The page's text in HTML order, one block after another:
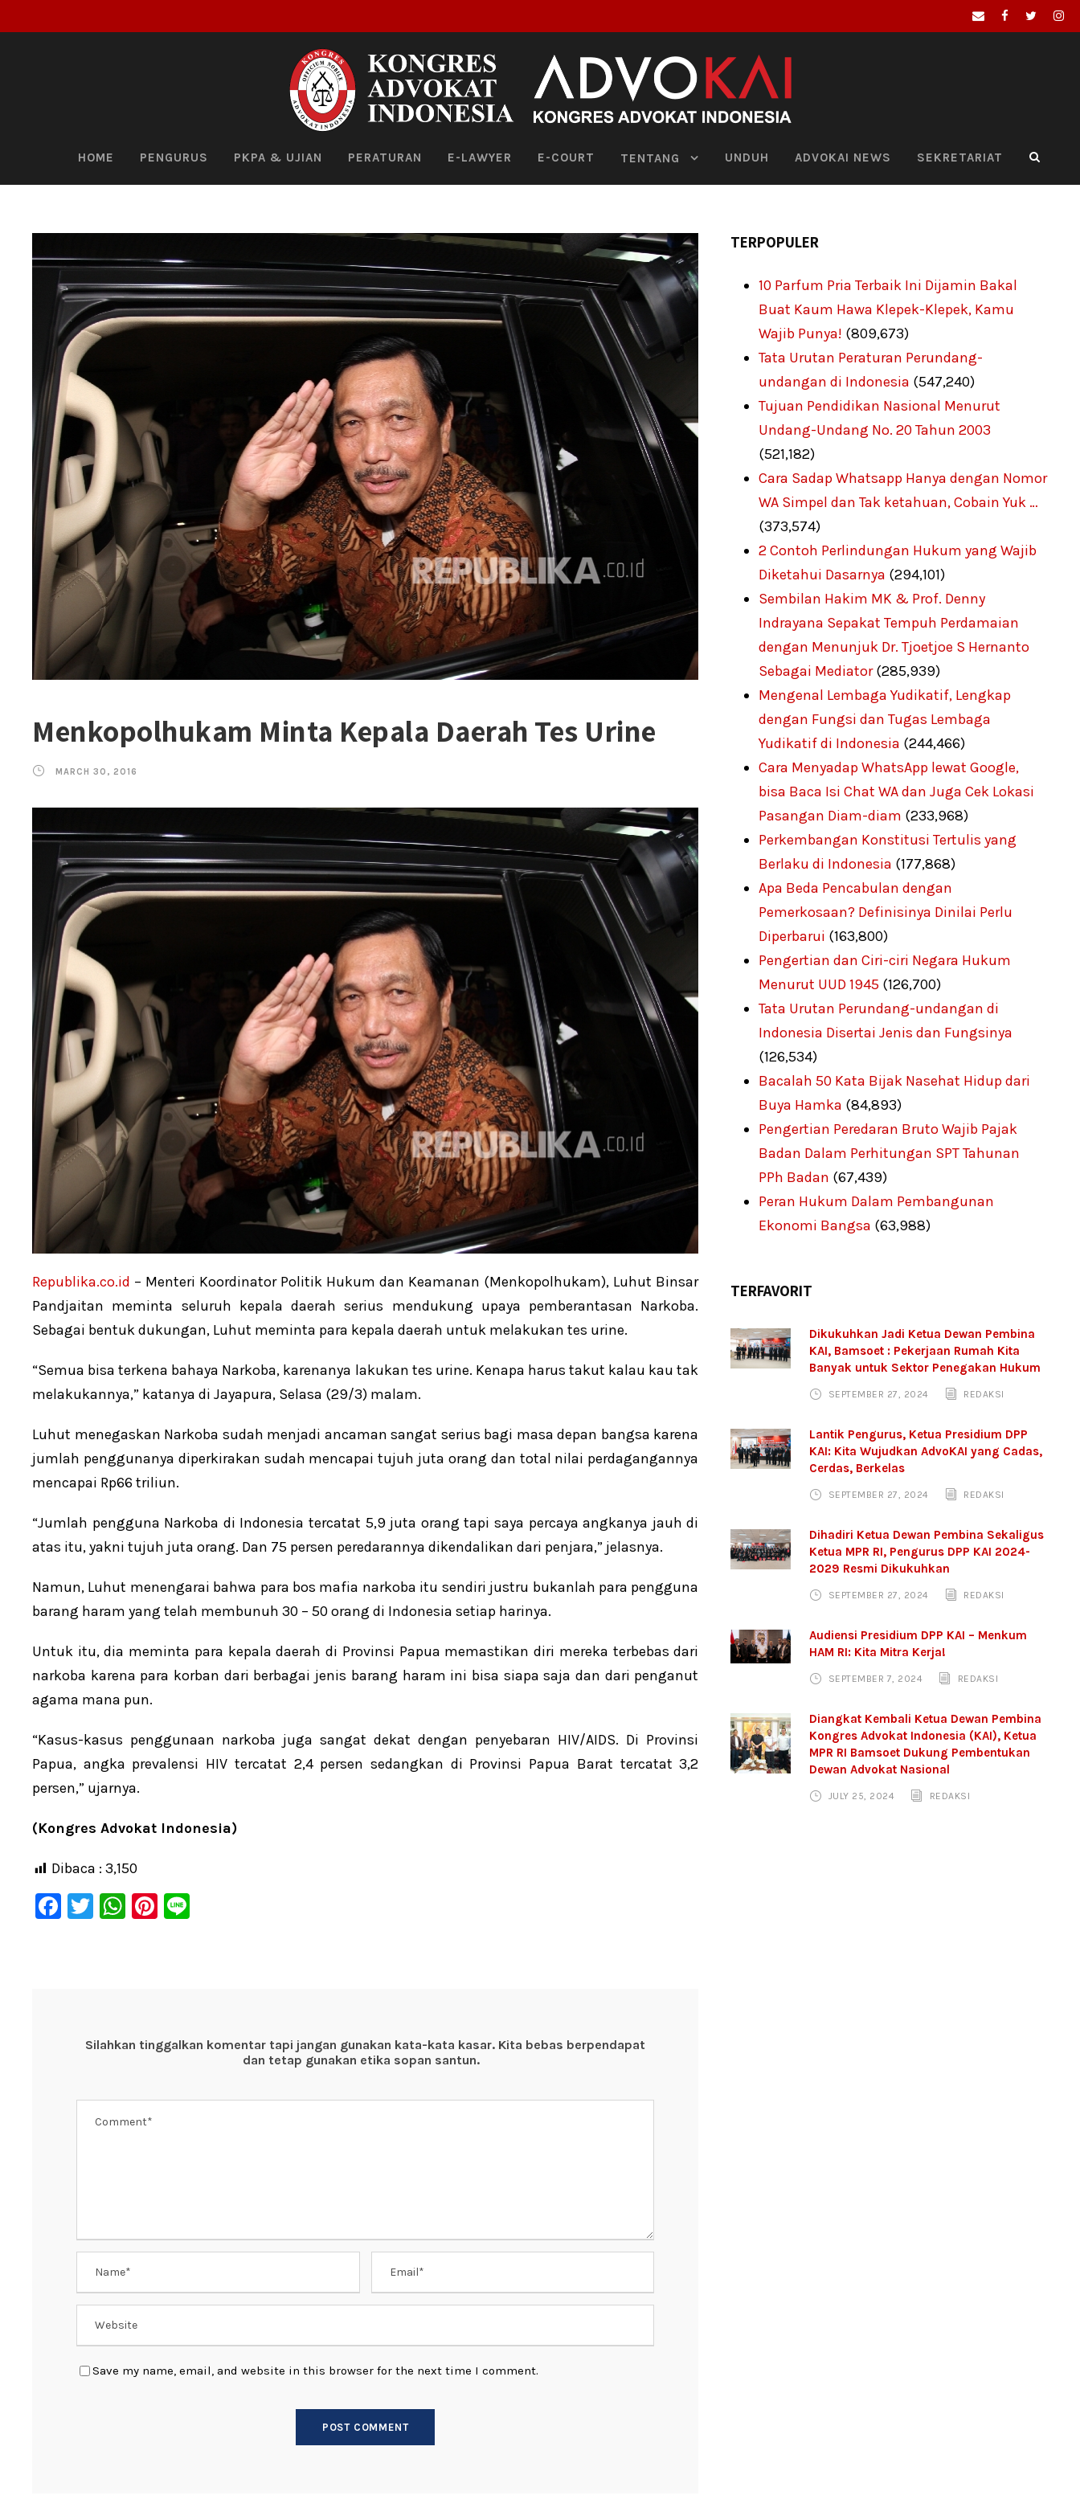
HOME PENGURUS PKPA & UJIAN PERATURAN E-LAWYER E-COURT TENTANG UNDUH ADVOKAI NEWS SEKRETARIAT
Menkopolhukam Minta Kepala Daerah Tes Urine
MARCH 30, 2016
Republika.co.id – Menteri Koordinator Politik Hukum dan Keamanan (Menkopolhukam), Luhut Binsar
Pandjaitan meminta seluruh kepala daerah serius mendukung upaya pemberantasan Narkoba.
Sebagai bentuk dukungan, Luhut meminta para kepala daerah untuk melakukan tes urine.
“Semua bisa terkena bahaya Narkoba, karenanya lakukan tes urine. Kenapa harus takut kalau kau tak
melakukannya,” katanya di Jayapura, Selasa (29/3) malam.
Luhut menegaskan Narkoba sudah menjadi ancaman sangat serius bagi masa depan bangsa karena
jumlah penggunanya diperkirakan sudah mencapai tujuh juta orang dan total nilai perdagangannya
mencapai Rp66 triliun.
“Jumlah pengguna Narkoba di Indonesia tercatat 5,9 juta orang tapi saya percaya angkanya jauh di
atas itu, yakni tujuh juta orang. Dan 75 persen peredarannya dikendalikan dari penjara,” jelasnya.
Namun, Luhut menengarai bahwa para bos mafia narkoba itu sendiri justru bukanlah para pengguna
barang haram yang telah membunuh 30 – 50 orang di Indonesia setiap harinya.
Untuk itu, dia meminta para kepala daerah di Provinsi Papua memastikan diri mereka terbebas dari
narkoba karena para korban dari berbagai jenis barang haram ini bisa siapa saja dan dari penganut
agama mana pun.
“Kasus-kasus penggunaan narkoba juga sangat dekat dengan penyebaran HIV/AIDS. Di Provinsi
Papua, angka prevalensi HIV tercatat 2,4 persen sedangkan di Provinsi Papua Barat tercatat 3,2
persen,” ujarnya.
(Kongres Advokat Indonesia)
Dibaca : 3,150
F
T
W Pi
Silahkan tinggalkan komentar tapi jangan gunakan kata-kata kasar. Kita bebas berpendapat
dan tetap gunakan etika sopan santun.
Save my name, email, and website in this browser for the next time I comment.
TERPOPULER
10 Parfum Pria Terbaik Ini Dijamin Bakal
Buat Kaum Hawa Klepek-Klepek, Kamu
Wajib Punya! (809,673)
Tata Urutan Peraturan Perundang-
undangan di Indonesia (547,240)
Tujuan Pendidikan Nasional Menurut
Undang-Undang No. 20 Tahun 2003
(521,182)
Cara Sadap Whatsapp Hanya dengan Nomor
WA Simpel dan Tak ketahuan, Cobain Yuk …
(373,574)
2 Contoh Perlindungan Hukum yang Wajib
Diketahui Dasarnya (294,101)
Sembilan Hakim MK & Prof. Denny
Indrayana Sepakat Tempuh Perdamaian
dengan Menunjuk Dr. Tjoetjoe S Hernanto
Sebagai Mediator (285,939)
Mengenal Lembaga Yudikatif, Lengkap
dengan Fungsi dan Tugas Lembaga
Yudikatif di Indonesia (244,466)
Cara Menyadap WhatsApp lewat Google,
bisa Baca Isi Chat WA dan Juga Cek Lokasi
Pasangan Diam-diam (233,968)
Perkembangan Konstitusi Tertulis yang
Berlaku di Indonesia (177,868)
Apa Beda Pencabulan dengan
Pemerkosaan? Definisinya Dinilai Perlu
Diperbarui (163,800)
Pengertian dan Ciri-ciri Negara Hukum
Menurut UUD 1945 (126,700)
Tata Urutan Perundang-undangan di
Indonesia Disertai Jenis dan Fungsinya
(126,534)
Bacalah 50 Kata Bijak Nasehat Hidup dari
Buya Hamka (84,893)
Pengertian Peredaran Bruto Wajib Pajak
Badan Dalam Perhitungan SPT Tahunan
PPh Badan (67,439)
Peran Hukum Dalam Pembangunan
Ekonomi Bangsa (63,988)
TERFAVORIT
Dikukuhkan Jadi Ketua Dewan Pembina
KAI, Bamsoet : Pekerjaan Rumah Kita
Banyak untuk Sektor Penegakan Hukum
SEPTEMBER 27, 2024 REDAKSI
Lantik Pengurus, Ketua Presidium DPP
KAI: Kita Wujudkan AdvoKAI yang Cadas,
Cerdas, Berkelas
SEPTEMBER 27, 2024 REDAKSI
Dihadiri Ketua Dewan Pembina Sekaligus
Ketua MPR RI, Pengurus DPP KAI 2024-
2029 Resmi Dikukuhkan
SEPTEMBER 27, 2024 REDAKSI
Audiensi Presidium DPP KAI – Menkum
HAM RI: Kita Mitra Kerja!
SEPTEMBER 7, 2024 REDAKSI
Diangkat Kembali Ketua Dewan Pembina
Kongres Advokat Indonesia (KAI), Ketua
MPR RI Bamsoet Dukung Pembentukan
Dewan Advokat Nasional
JULY 25, 2024 REDAKSI